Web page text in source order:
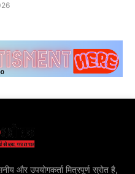
और उपयोगकर्ता मित्रपूर्ण स्रोत है,